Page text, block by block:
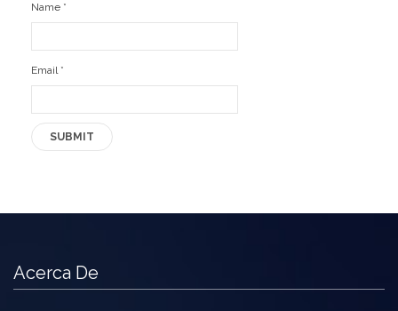
Name *
Email *
Acerca De